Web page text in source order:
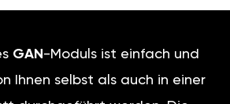
GAN -Moduls ist einfach und
Ihnen selbst als auch in einer